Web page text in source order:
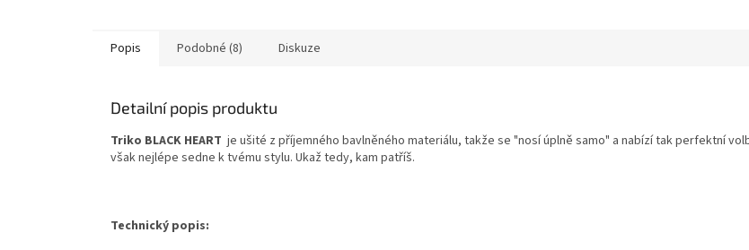
Popis Podobné (8) Diskuze
Detailní popis produktu
Triko BLACK HEART je ušité z příjemného bavlněného materiálu, takže se "nosí úplně samo" a nabízí tak perfektní
však nejlépe sedne k tvému stylu. Ukaž tedy, kam patříš.
Technický popis: